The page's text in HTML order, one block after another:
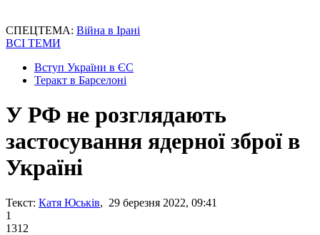
СПЕЦТЕМА: Війна в Ірані
ВСІ ТЕМИ
Вступ України в ЄС
Теракт в Барселоні
У РФ не розглядають
застосування ядерної зброї в
Україні
Текст: Катя Юськів, 29 березня 2022, 09:41
1
1312